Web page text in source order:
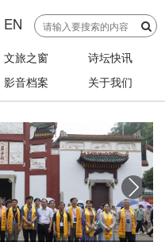
EN
文旅之窗
诗坛快讯
影音档案 关于我们